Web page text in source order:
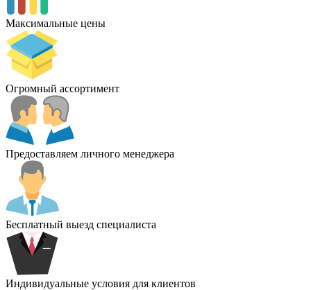
Максимальные цены
Огромный ассортимент
Предоставляем личного менеджера
Бесплатный выезд специалиста
Индивидуальные условия для клиентов